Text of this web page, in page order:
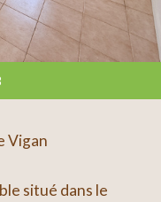
Vigan
situé dans le